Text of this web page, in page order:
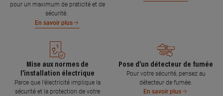
pour un maximum de praticité et de
sécurité.
En savoir plus
Mise aux normes de
l’installation électrique
Parce que l’électricité implique la
sécurité et la protection de votre
Pose d’un détecteur de fumée
Pour votre sécurité, pensez au
détecteur de fumée.
En savoir plus